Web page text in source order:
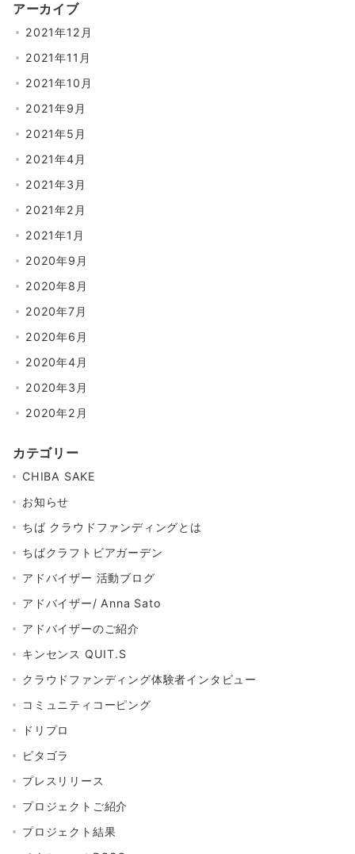
アーカイブ
2021年12月
2021年11月
2021年10月
2021年9月
2021年5月
2021年4月
2021年3月
2021年2月
2021年1月
2020年9月
2020年8月
2020年7月
2020年6月
2020年4月
2020年3月
2020年2月
カテゴリー
CHIBA SAKE
お知らせ
ちば クラウドファンディングとは
ちばクラフトビアガーデン
アドバイザー 活動ブログ
アドバイザー/ Anna Sato
アドバイザーのご紹介
キンセンス QUIT.S
クラウドファンディング体験者インタビュー
コミュニティコーピング
ドリプロ
ピタゴラ
プレスリリース
プロジェクトご紹介
プロジェクト結果